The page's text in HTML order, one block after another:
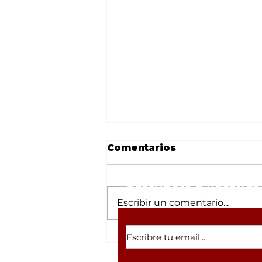
Desmantelan refugio
canino en Tulipanes
Comentarios
Escribir un comentario...
Suscríbete a